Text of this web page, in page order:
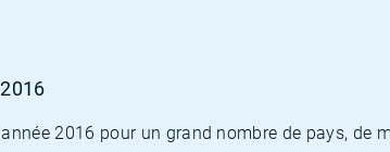
2016 pour un grand nombre de pays, de